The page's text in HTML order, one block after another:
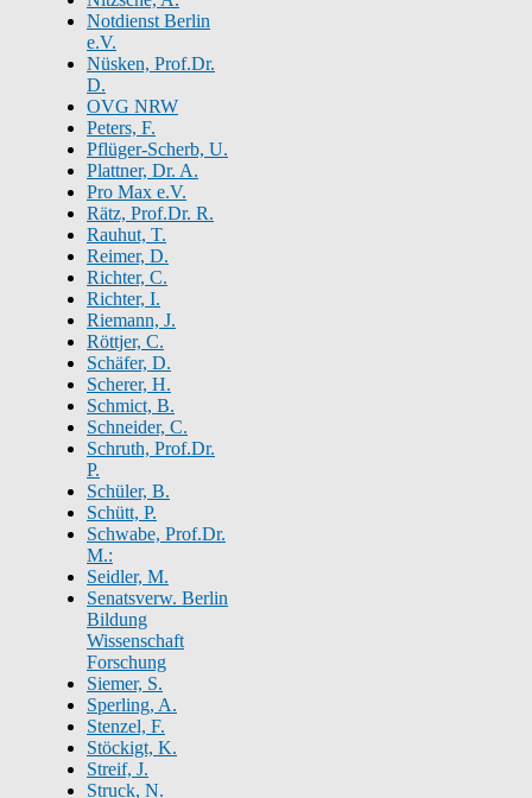
Notdienst Berlin
e.V.
Nüsken, Prof.Dr.
D.
OVG NRW
Peters, F.
Pflüger-Scherb, U.
Plattner, Dr. A.
Pro Max e.V.
Rätz, Prof.Dr. R.
Rauhut, T.
Reimer, D.
Richter, C.
Richter, I.
Riemann, J.
Röttjer, C.
Schäfer, D.
Scherer, H.
Schmict, B.
Schneider, C.
Schruth, Prof.Dr.
P.
Schüler, B.
Schütt, P.
Schwabe, Prof.Dr.
M.:
Seidler, M.
Senatsverw. Berlin
Bildung
Wissenschaft
Forschung
Siemer, S.
Sperling, A.
Stenzel, F.
Stöckigt, K.
Streif, J.
Struck, N.